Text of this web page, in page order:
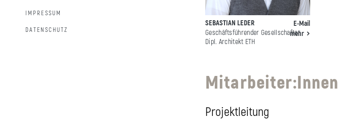
IMPRESSUM
DATENSCHUTZ
SEBASTIAN LEDER
Geschäftsführender Gesellschafter
Dipl. Architekt ETH
E-Mail
mehr
Mitarbeiter:Innen
Projektleitung